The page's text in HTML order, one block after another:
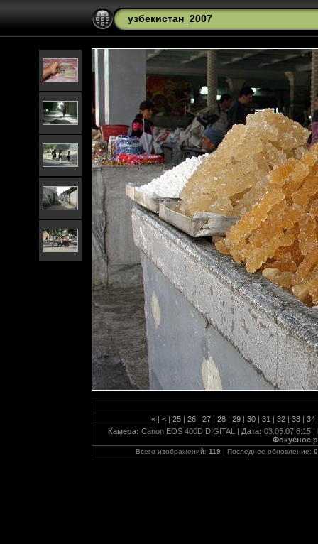
узбекистан_2007
« | < | 25 | 26 | 27 | 28 | 29 | 30 | 31 | 32 | 33 | 34
Камера: Canon EOS 400D DIGITAL | Дата: 03.05.07 6:15 |
Фокусное
Всего изображений: 119 | Последнее обновление: